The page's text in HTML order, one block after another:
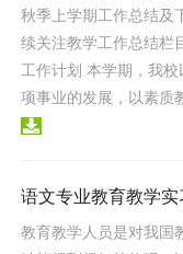
秋季上学期工作总结及
续关注教学工作总结栏
工作计划 本学期，我
项事业的发展，以素质
语文专业教育教学实
教育教学人员是对我国